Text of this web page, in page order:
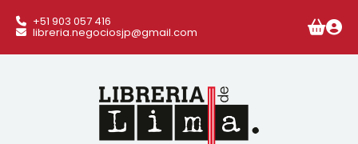
+51 903 057 416
libreria.negociosjp@gmail.com